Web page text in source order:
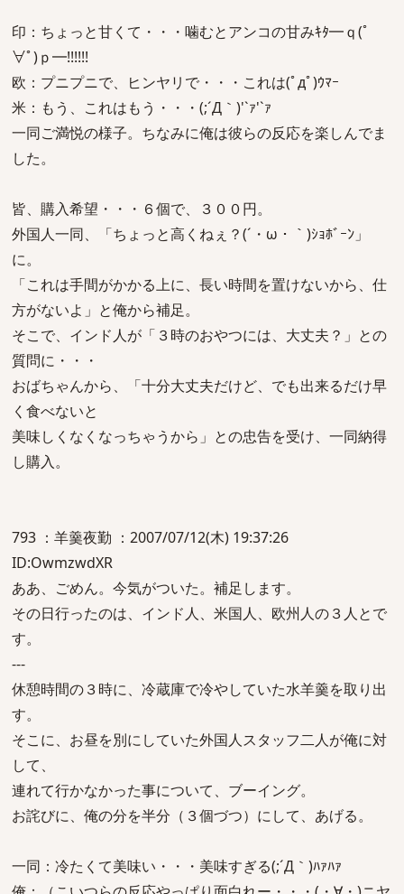
印：ちょっと甘くて・・・噛むとアンコの甘みｷﾀ━ｑ(ﾟ
∀ﾟ)ｐ━!!!!!!
欧：プニプニで、ヒンヤリで・・・これは(ﾟдﾟ)ｳﾏｰ
米：もう、これはもう・・・(;´Д｀)'`ｧ'`ｧ
一同ご満悦の様子。ちなみに俺は彼らの反応を楽しんでま
した。
皆、購入希望・・・６個で、３００円。
外国人一同、「ちょっと高くねぇ？(´・ω・｀)ｼｮﾎﾞｰﾝ」
に。
「これは手間がかかる上に、長い時間を置けないから、仕
方がないよ」と俺から補足。
そこで、インド人が「３時のおやつには、大丈夫？」との
質問に・・・
おばちゃんから、「十分大丈夫だけど、でも出来るだけ早
く食べないと
美味しくなくなっちゃうから」との忠告を受け、一同納得
し購入。
793 ：羊羹夜勤 ：2007/07/12(木) 19:37:26
ID:OwmzwdXR
ああ、ごめん。今気がついた。補足します。
その日行ったのは、インド人、米国人、欧州人の３人とで
す。
---
休憩時間の３時に、冷蔵庫で冷やしていた水羊羹を取り出
す。
そこに、お昼を別にしていた外国人スタッフ二人が俺に対
して、
連れて行かなかった事について、ブーイング。
お詫びに、俺の分を半分（３個づつ）にして、あげる。
一同：冷たくて美味い・・・美味すぎる(;´Д｀)ﾊｧﾊｧ